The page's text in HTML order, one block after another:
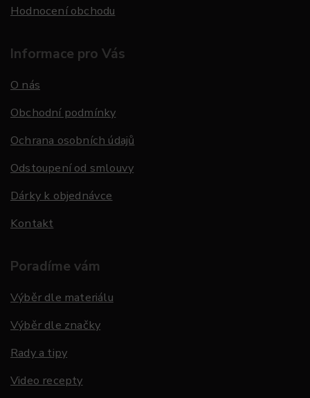
Hodnocení obchodu
Informace pro Vás
O nás
Obchodní podmínky
Ochrana osobních údajů
Odstoupení od smlouvy
Dárky k objednávce
Kontakt
Poradíme vám
Výběr dle materiálu
Výběr dle značky
Rady a tipy
Video recepty